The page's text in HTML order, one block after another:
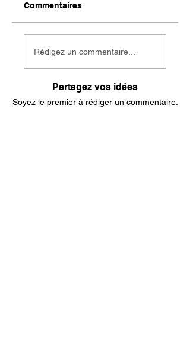
Commentaires
Rédigez un commentaire...
Partagez vos idées
Soyez le premier à rédiger un commentaire.